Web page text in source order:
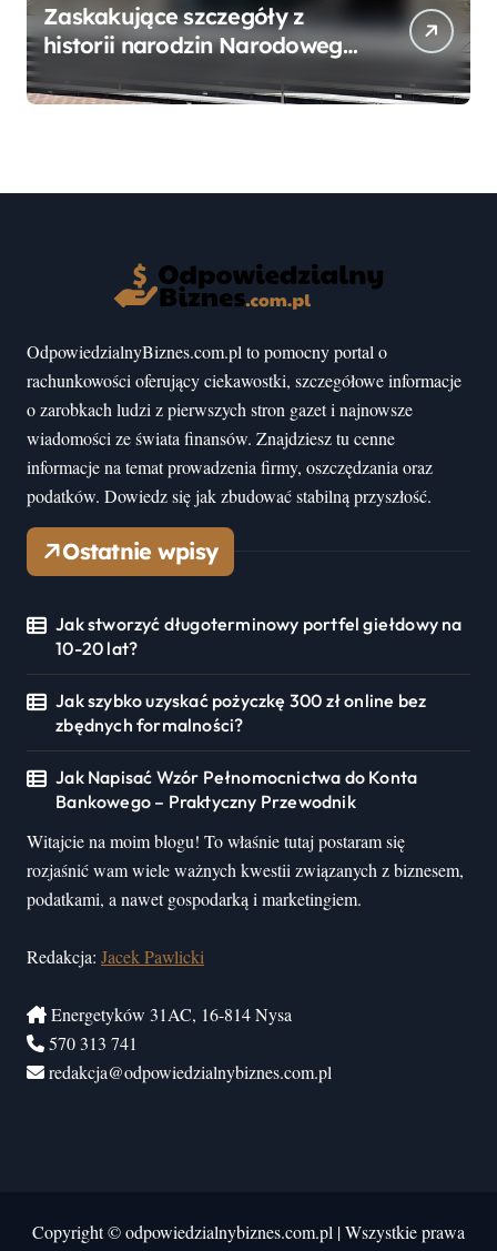
Zaskakujące szczegóły z
historii narodzin Narodowego
mogłeś nie wiedzieć
OdpowiedzialnyBiznes.com.pl to pomocny portal o
rachunkowości oferujący ciekawostki, szczegółowe informacje
o zarobkach ludzi z pierwszych stron gazet i najnowsze
wiadomości ze świata finansów. Znajdziesz tu cenne
informacje na temat prowadzenia firmy, oszczędzania oraz
podatków. Dowiedz się jak zbudować stabilną przyszłość.
Ostatnie wpisy
Jak stworzyć długoterminowy portfel giełdowy na
10-20 lat?
Jak szybko uzyskać pożyczkę 300 zł online bez
zbędnych formalności?
Jak Napisać Wzór Pełnomocnictwa do Konta
Bankowego – Praktyczny Przewodnik
Witajcie na moim blogu! To właśnie tutaj postaram się
rozjaśnić wam wiele ważnych kwestii związanych z biznesem,
podatkami, a nawet gospodarką i marketingiem.
Redakcja: Jacek Pawlicki
Energetyków 31AC, 16-814 Nysa
570 313 741
redakcja@odpowiedzialnybiznes.com.pl
Copyright © odpowiedzialnybiznes.com.pl |Wszystkie prawa